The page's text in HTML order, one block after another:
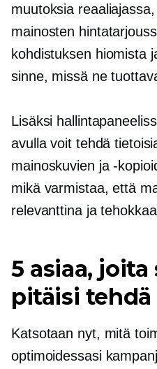
muutoksia
mainosten
kohdistuksen hiomista
sinne, missä ne
Lisäksi
avulla voit tehdä
mainoskuvien ja -
mikä varmistaa, että
relevanttina ja
5 asiaa,
pitäisi tehdä
Katsotaan nyt, mitä
optimoidessasi